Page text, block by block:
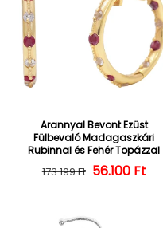
Arannyal Bevont Ezüst
Fülbevaló Madagaszkári
Rubinnal és Fehér Topázzal
Normál ár
173.199 Ft 56.100 Ft